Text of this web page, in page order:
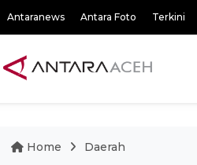
Antaranews Antara Foto Terkini
Home Daerah